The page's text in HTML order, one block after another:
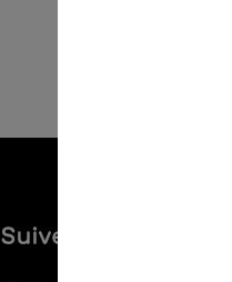
Suivez-nous